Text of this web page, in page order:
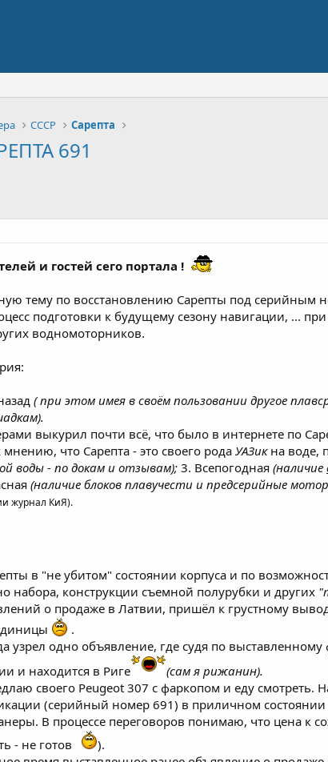
СССР Сарепта
691
и гостей сего портала !
тему по восстановлению Сарепты под серийным
подготовки к будущему сезону навигации, ...
водномоторников.
( при этом имея в своём пользовании другое
выкурил почти всё, что было в интернете по
что Сарепта - это своего рода УАЗик на воде,
воды - по докам и отзывам); 3. Всепогодная (наличие
(наличие блоков плавучести и предсерийные
журнал КиЯ).
в "не убитом" состоянии корпуса и по
набора, конструкции съемной полурубки и других
о продаже в Латвии, пришёл к грустному
.
узрел одно объявление, где судя по выставленному
и находится в Риге
(сам я рижанин).
своего Peugeot 307 с фаркопом и еду смотреть.
(серийный номер 691) в приличном
В процессе переговоров понимаю, что цена к
- не готов
).